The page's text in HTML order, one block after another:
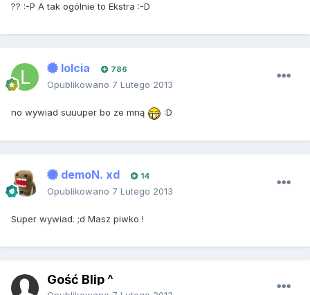
?? :-P A tak ogólnie to Ekstra :-D
lolcia 786
Opublikowano 7 Lutego 2013
no wywiad suuuper bo ze mną :D
demoN. xd 14
Opublikowano 7 Lutego 2013
Super wywiad. ;d Masz piwko !
Gość Blip ^